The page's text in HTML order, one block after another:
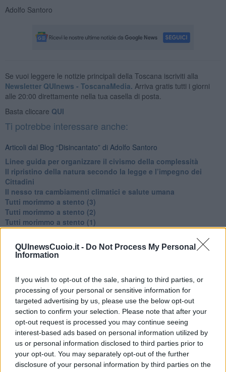
QUInewsCuoio.it - Do Not Process My Personal
Information
If you wish to opt-out of the sale, sharing to third parties, or
processing of your personal or sensitive information for
targeted advertising by us, please use the below opt-out
section to confirm your selection. Please note that after your
opt-out request is processed you may continue seeing
interest-based ads based on personal information utilized by
us or personal information disclosed to third parties prior to
your opt-out. You may separately opt-out of the further
disclosure of your personal information by third parties on the
Adolfo Santoro
Se vuoi leggere le notizie principali della Toscana iscriviti alla
Newsletter QUInews - ToscanaMedia. Arriva gratis tutti i giorni
alle 20:00 direttamente nella tua casella di posta.
Basta cliccare QUI
Ti potrebbe interessare anche:
Articoli dal Blog “Disincantato” di Adolfo Santoro
​Linee guida per organizzare il civismo della complessità
​Il ripristino della natura secondo la legge e l’impegno dei
Cittadini
Il nesso tra cambiamenti climatici e salute umana
Tutti morimmo a stento (3)
Tutti morimmo a stento (2)
​Tutti morimmo a stento (1)
IL CORRIDOIO BLU il resoconto del convegno
Un manuale essenziale per seguire il CORRIDOIO BLU
Il corridoio blu
Alcune domande da esordiente agli esperti che decidono le
sorti dell’Elba
Verso il full electric a gestione pubblica dei traghetti​
​La Scienza dei Cittadini e i Cittadini per l’Aria
Trump e le sue guerre contro i deboli e contro la terra
​Le furbate elettorali della Meloni e la testardaggine
dell’opposizione
​Date loro l’Oscar al posto del Nobel per la Pace
L'umanizzazione dell'economia e della politica